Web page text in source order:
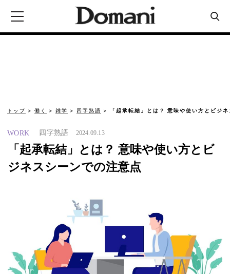
トップ 働く 雑学 四字熟語 「起承転結」とは？ 意味や使い方とビジ
WORK 四字熟語 2024.09.13
「起承転結」とは？ 意味や使い方とビ
ジネスシーンでの注意点